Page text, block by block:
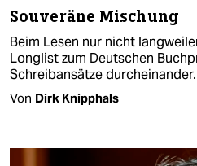
Souveräne Mischung
Beim Lesen nur nicht
Longlist zum Deutschen
Schreibansätze durcheinander.
Von Dirk Knipphals